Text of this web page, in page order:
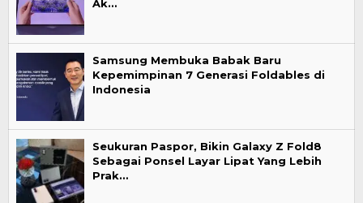
Ak…
Samsung Membuka Babak Baru
Kepemimpinan 7 Generasi Foldables di
Indonesia
Seukuran Paspor, Bikin Galaxy Z Fold8
Sebagai Ponsel Layar Lipat Yang Lebih
Prak…